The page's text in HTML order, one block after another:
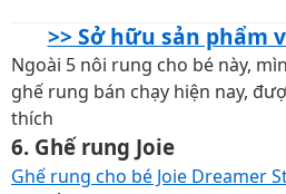
>> Sở hữu sản phẩm
Ngoài 5 nôi rung cho bé này,
ghế rung bán chạy hiện nay,
thích
6. Ghế rung Joie
Ghế rung cho bé Joie Dreamer